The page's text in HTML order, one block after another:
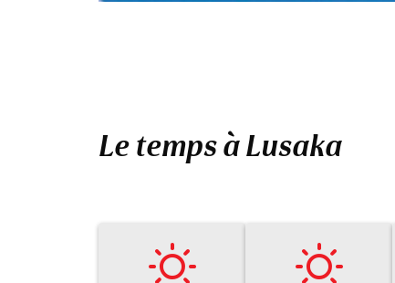
Le temps à Lusaka